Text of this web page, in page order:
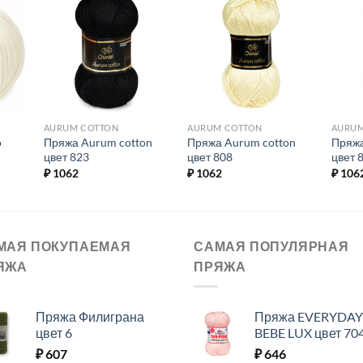
Добавить в
избранное.
AURUM COTTON
Пряжа Aurum cotton
цвет 823
₽1062
Добавить в
избранное.
AURUM COTTON
Пряжа Aurum cotton
цвет 808
₽1062
цвет
₽
ПОКУПАЕМАЯ
Пряжа Филиграна
цвет 6
₽607
САМАЯ ПОПУЛЯРНАЯ
ПРЯЖА
Пряжа EVERYDAY
BEBE LUX цвет
₽646